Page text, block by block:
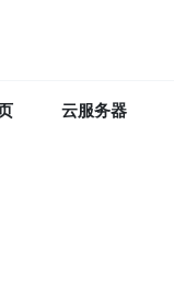
云服务器